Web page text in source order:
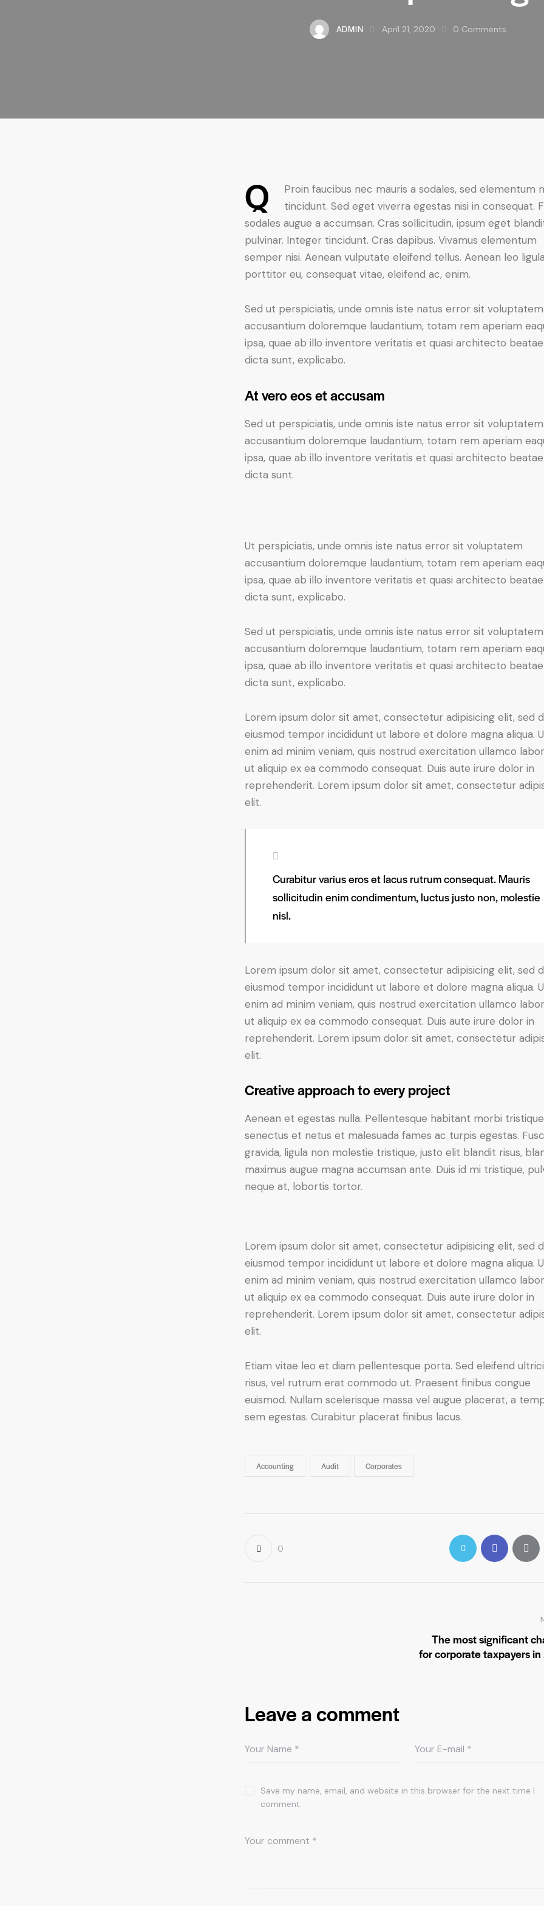
ADMIN April 21, 2020 0 Comments
Q
Proin faucibus nec mauris a sodales, sed elementum
tincidunt. Sed eget viverra egestas nisi in consequat.
sodales augue a accumsan. Cras sollicitudin, ipsum eget
pulvinar. Integer tincidunt. Cras dapibus. Vivamus elementum
semper nisi. Aenean vulputate eleifend tellus. Aenean leo
porttitor eu, consequat vitae, eleifend ac, enim.
Sed ut perspiciatis, unde omnis iste natus error sit voluptatem
accusantium doloremque laudantium, totam rem aperiam
ipsa, quae ab illo inventore veritatis et quasi architecto
dicta sunt, explicabo.
At vero eos et accusam
Sed ut perspiciatis, unde omnis iste natus error sit voluptatem
accusantium doloremque laudantium, totam rem aperiam
ipsa, quae ab illo inventore veritatis et quasi architecto
dicta sunt.
Ut perspiciatis, unde omnis iste natus error sit voluptatem
accusantium doloremque laudantium, totam rem aperiam
ipsa, quae ab illo inventore veritatis et quasi architecto
dicta sunt, explicabo.
Sed ut perspiciatis, unde omnis iste natus error sit voluptatem
accusantium doloremque laudantium, totam rem aperiam
ipsa, quae ab illo inventore veritatis et quasi architecto
dicta sunt, explicabo.
Lorem ipsum dolor sit amet, consectetur adipisicing elit, sed
eiusmod tempor incididunt ut labore et dolore magna aliqua.
enim ad minim veniam, quis nostrud exercitation ullamco
ut aliquip ex ea commodo consequat. Duis aute irure dolor in
reprehenderit. Lorem ipsum dolor sit amet, consectetur
elit.
Curabitur varius eros et lacus rutrum consequat. Mauris
sollicitudin enim condimentum, luctus justo non, molestie
nisl.
Lorem ipsum dolor sit amet, consectetur adipisicing elit, sed
eiusmod tempor incididunt ut labore et dolore magna aliqua.
enim ad minim veniam, quis nostrud exercitation ullamco
ut aliquip ex ea commodo consequat. Duis aute irure dolor in
reprehenderit. Lorem ipsum dolor sit amet, consectetur
elit.
Creative approach to every project
Aenean et egestas nulla. Pellentesque habitant morbi tristique
senectus et netus et malesuada fames ac turpis egestas.
gravida, ligula non molestie tristique, justo elit blandit risus,
maximus augue magna accumsan ante. Duis id mi tristique,
neque at, lobortis tortor.
Lorem ipsum dolor sit amet, consectetur adipisicing elit, sed
eiusmod tempor incididunt ut labore et dolore magna aliqua.
enim ad minim veniam, quis nostrud exercitation ullamco
ut aliquip ex ea commodo consequat. Duis aute irure dolor in
reprehenderit. Lorem ipsum dolor sit amet, consectetur
elit.
Etiam vitae leo et diam pellentesque porta. Sed eleifend
risus, vel rutrum erat commodo ut. Praesent finibus congue
euismod. Nullam scelerisque massa vel augue placerat, a
sem egestas. Curabitur placerat finibus lacus.
Accounting Audit Corporates
0
The most significant
for corporate taxpayers
Leave a comment
Save my name, email, and website in this browser for the next time I
comment.